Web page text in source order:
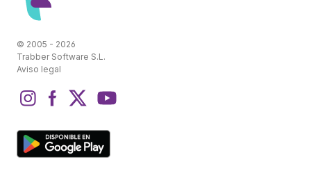
© 2005 - 2026
Trabber Software S.L.
Aviso legal